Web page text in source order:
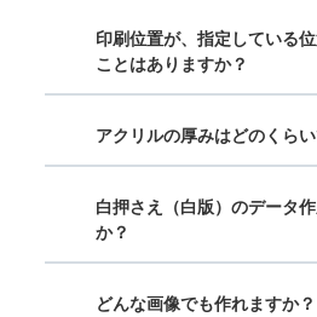
印刷位置が、指定している
ことはありますか？
アクリルの厚みはどのくら
白押さえ（白版）のデータ
か？
どんな画像でも作れますか？